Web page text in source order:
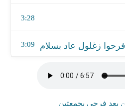
3:28
3:09
بعد فرحي بجمعتين